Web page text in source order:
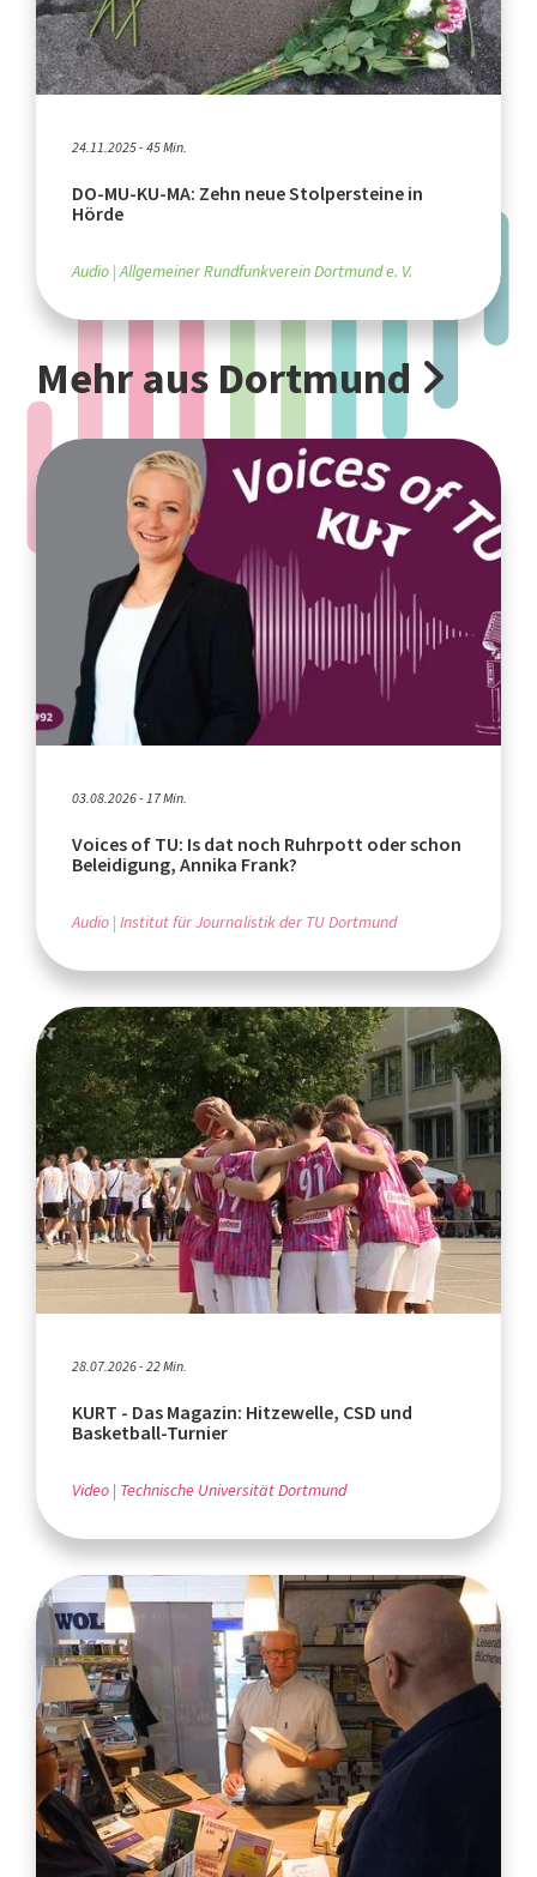
24.11.2025 - 45 Min.
DO-MU-KU-MA: Zehn neue Stolpersteine in
Hörde
Audio Allgemeiner Rundfunkverein Dortmund e. V.
Mehr aus Dortmund
03.08.2026 - 17 Min.
Voices of TU: Is dat noch Ruhrpott oder schon
Beleidigung, Annika Frank?
Audio Institut für Journalistik der TU Dortmund
28.07.2026 - 22 Min.
KURT - Das Magazin: Hitzewelle, CSD und
Basketball-Turnier
Video Technische Universität Dortmund